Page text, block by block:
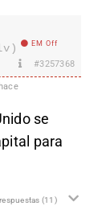
EM Off
#3257368
se
para
(11)